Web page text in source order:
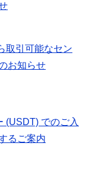
取引可能なセン
お知らせ
(USDT) でのご入
るご案内